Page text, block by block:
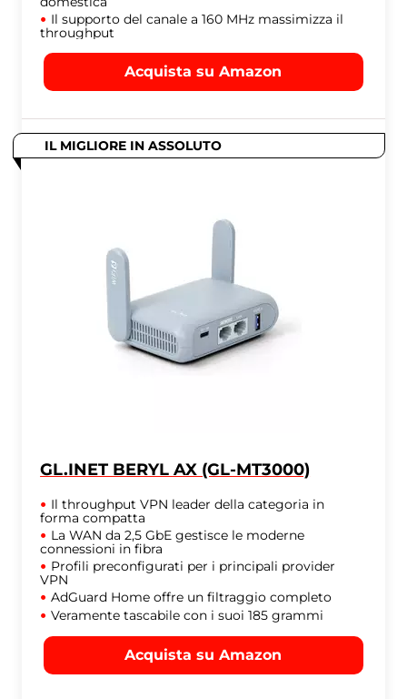
Il supporto del canale a 160 MHz massimizza il
throughput
Acquista su Amazon
IL MIGLIORE IN ASSOLUTO
GL.INET BERYL AX (GL-MT3000)
Il throughput VPN leader della categoria in
forma compatta
La WAN da 2,5 GbE gestisce le moderne
connessioni in fibra
Profili preconfigurati per i principali provider
VPN
AdGuard Home offre un filtraggio completo
Veramente tascabile con i suoi 185 grammi
Acquista su Amazon